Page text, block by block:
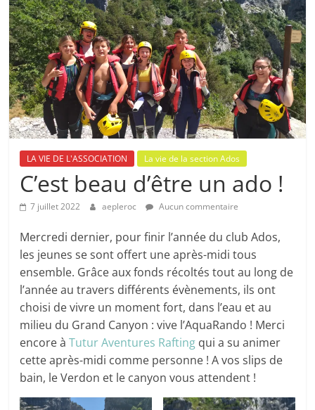
LA VIE DE L'ASSOCIATION La vie de la section Ados
C’est beau d’être un ado !
7 juillet 2022 aepleroc Aucun commentaire
Mercredi dernier, pour finir l’année du club Ados,
les jeunes se sont offert une après-midi tous
ensemble. Grâce aux fonds récoltés tout au long de
l’année au travers différents évènements, ils ont
choisi de vivre un moment fort, dans l’eau et au
milieu du Grand Canyon : vive l’AquaRando ! Merci
encore àTutur Aventures Rafting qui a su animer
cette après-midi comme personne ! A vos slips de
bain, le Verdon et le canyon vous attendent !